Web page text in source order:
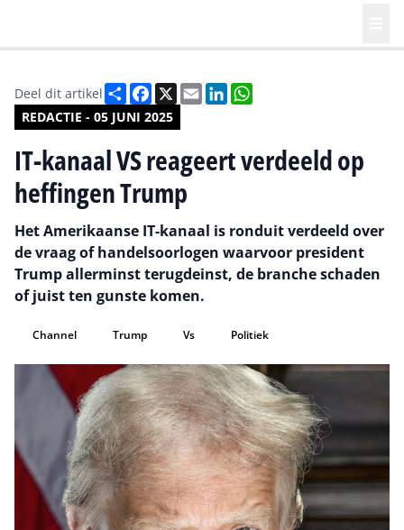
REDACTIE - 05 JUNI 2025
Deel dit artikel DeelFacebook
X EmailLinkedIn
IT-kanaal VS reageert verdeeld op
heffingen Trump
Het Amerikaanse IT-kanaal is ronduit verdeeld over
de vraag of handelsoorlogen waarvoor president
Trump allerminst terugdeinst, de branche schaden
of juist ten gunste komen.
Channel Trump Vs Politiek